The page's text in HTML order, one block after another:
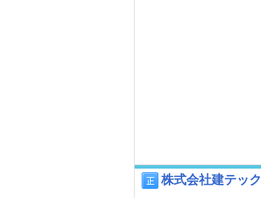
株式会社建テック